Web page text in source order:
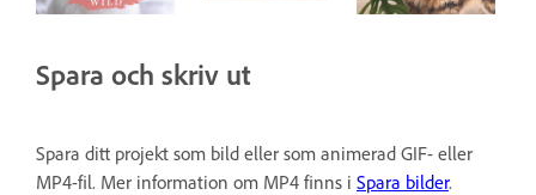
Spara och skriv ut
Spara ditt projekt som bild eller som animerad GIF- eller
MP4-fil. Mer information om MP4 finns i Spara bilder.